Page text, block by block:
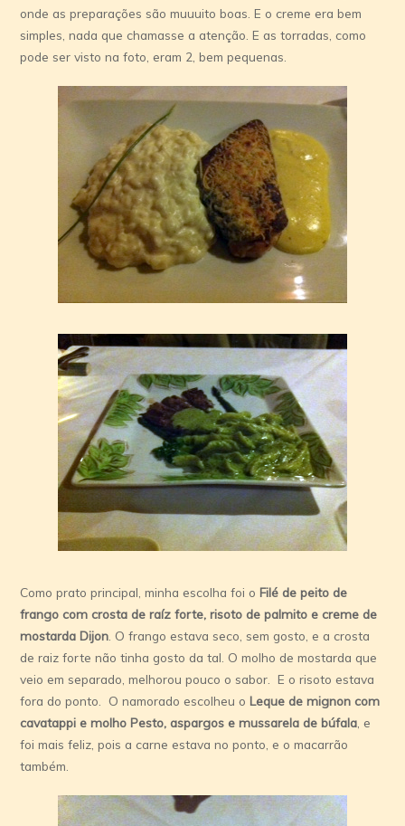
onde as preparações são muuuito boas. E o creme era bem
simples, nada que chamasse a atenção. E as torradas, como
pode ser visto na foto, eram 2, bem pequenas.
Como prato principal, minha escolha foi oFilé de peito de
frango com crosta de raíz forte, risoto de palmito e creme de
mostarda Dijon . O frango estava seco, sem gosto, e a crosta
de raiz forte não tinha gosto da tal. O molho de mostarda que
veio em separado, melhorou pouco o sabor. E o risoto estava
fora do ponto. O namorado escolheu oLeque de mignon com
cavatappi e molho Pesto, aspargos e mussarela de búfala , e
foi mais feliz, pois a carne estava no ponto, e o macarrão
também.